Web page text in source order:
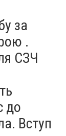
за
.
СЗЧ
до
Вступ